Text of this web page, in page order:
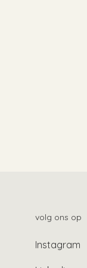
volg ons op
Instagram